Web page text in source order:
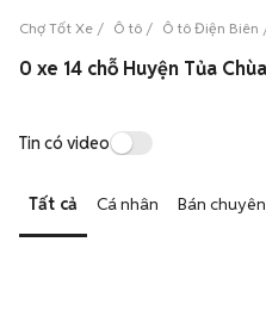
Chợ Tốt Xe Ô tô Ô tô Điện Biên
Tin có video
Tất cả Cá nhân Bán chuyên